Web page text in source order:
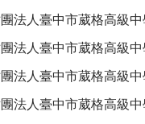
法人臺中市葳格高級
法人臺中市葳格高級
法人臺中市葳格高級
法人臺中市葳格高級